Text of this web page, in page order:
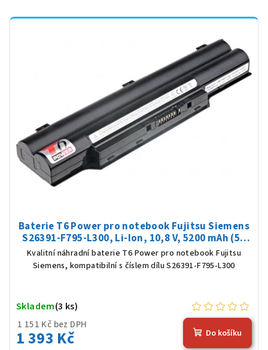
Baterie T6 Power pro notebook Fujitsu Siemens
S26391-F795-L300, Li-Ion, 10,8 V, 5200 mAh (56
Wh), černá
Kvalitní náhradní baterie T6 Power pro notebook Fujitsu
Siemens, kompatibilní s číslem dílu S26391-F795-L300
1 151 Kč bez DPH
1 393 Kč
Skladem(3 ks)
Do košíku